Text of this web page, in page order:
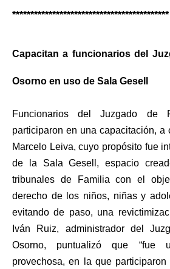
*******************************************
Capacitan a funcionarios del
Osorno en uso de Sala Gesell
Funcionarios del Juzgado de
participaron en una capacitación, a
Marcelo Leiva, cuyo propósito fue
de la Sala Gesell, espacio
tribunales de Familia con el
derecho de los niños, niñas y
evitando de paso, una
Iván Ruiz, administrador del
Osorno, puntualizó que “fue
provechosa, en la que